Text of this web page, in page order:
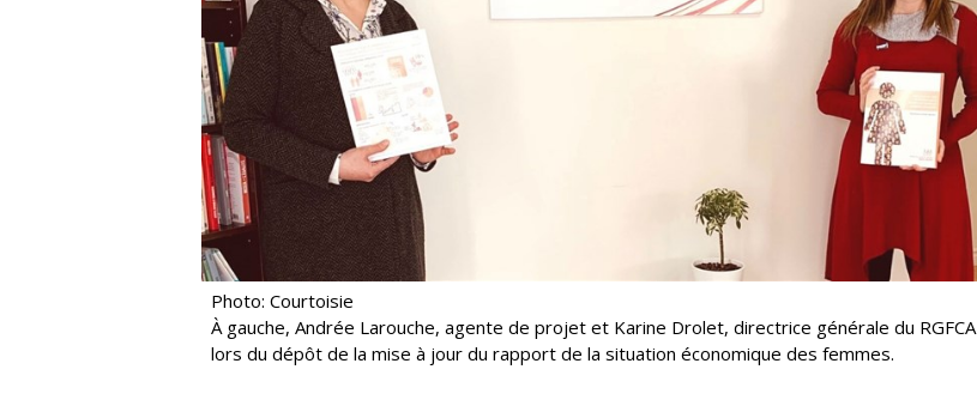
Photo: Courtoisie
À gauche, Andrée Larouche, agente de projet et Karine Drolet, directrice générale du RGFCA
lors du dépôt de la mise à jour du rapport de la situation économique des femmes.